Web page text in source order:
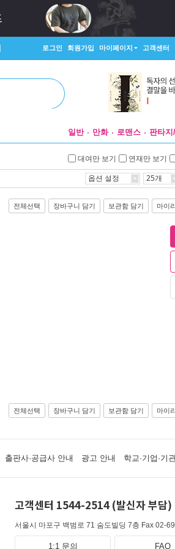
로그인 회원가입 마이페이지 고객센터
일반 만화 로맨스 판타지
대여만 보기 연재만 보기
옵션 설정 25개
전체선택 장바구니 담기 보관함 담기 마이
전체선택 장바구니 담기 보관함 담기 마이
출판사·공급사 안내 광고 안내 학교·기업·기
고객센터 1544-2514 (발신자 부담)
서울시 마포구 백범로 71 숨도빌딩 7층 Fax 02-
1:1 문의 FAQ